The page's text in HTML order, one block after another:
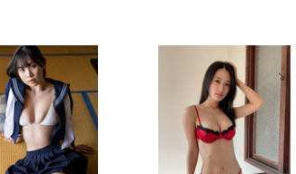
スク
ク
30
椅
げ
レス
ッシ
お
Sezlife オフィスチェア デスク
チェア 疲れない テレワーク
チェア 強化バックレスト 30度
ロッキング機能 人間工学 椅子
腰サポート 90度跳ね上げ式ア
ームレスト 3Dヘッドレスト
ハンガー付き 高反発クッショ
ン PCチェア 通気性メッシュ
ゲーミング/勉強/事務用 おし
￥7,680
ANDWINT オフィスチ
ア デスクチェア 肘な
ッシュ 通気性 ランバ
ポート付き 腰サポート
ス圧無段階昇降 360度
転 キャスター付き コ
クト 幅52×奥行58.5×高
84～96cm テレワーク
宅勤務 ブラック
￥4,139
【整備済み品】Dell
E2724HS 27インチ 液晶モ
ニター フル
HD（1920×1080）VA 非光
沢 HDMI/DisplayPort/VGA
スピーカー内蔵 高さ調整 ス
イベル VESA対応
ComfortView ビジネス向け
￥15,800
【MiniLED/24.5inch/280Hz/
GRAPHT THE SHOOTER
Gaming Monitor 24” Essential
ーミングモニター QD 24.5イ
1ms FHD 量子ドット 残像低減
年保証 | 輝点保証 | 日本メーカ
￥34,980
ム
品
Smart Basic(スマートベーシ
ック) 【Amazon.co.jp限定】
Smart Basic アイリスオーヤマ
ペットシーツ 超厚型 お徳用
ワイド 100枚入 (x 1) (ケース
販売)
￥3,670
シーツ 超厚型 お徳用
ュラー 200枚入
【Amazon.co.jp限定】
￥3,731